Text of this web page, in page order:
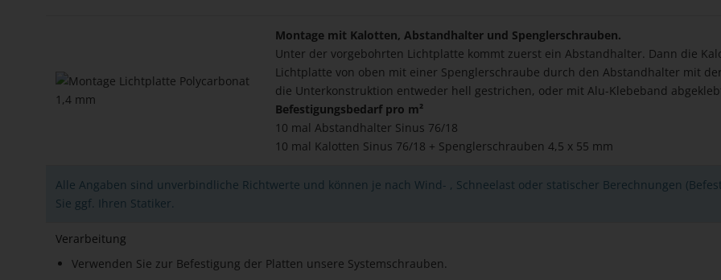
Montage mit Kalotten, Abstandhalter und Spenglerschrauben.
Unter der vorgebohrten Lichtplatte kommt zuerst ein Abstandhalter. Dann die
Lichtplatte von oben mit einer Spenglerschraube durch den Abstandhalter mit
die Unterkonstruktion entweder hell gestrichen, oder mit Alu-Klebeband
Befestigungsbedarf pro m²
10 mal Abstandhalter Sinus 76/18
10 mal Kalotten Sinus 76/18 + Spenglerschrauben 4,5 x 55 mm
Alle Angaben sind unverbindliche Richtwerte und können je nach Wind- , Schneelast oder statischer Berechnungen
Sie ggf. Ihren Statiker.
Verarbeitung
Verwenden Sie zur Befestigung der Platten unsere Systemschrauben.